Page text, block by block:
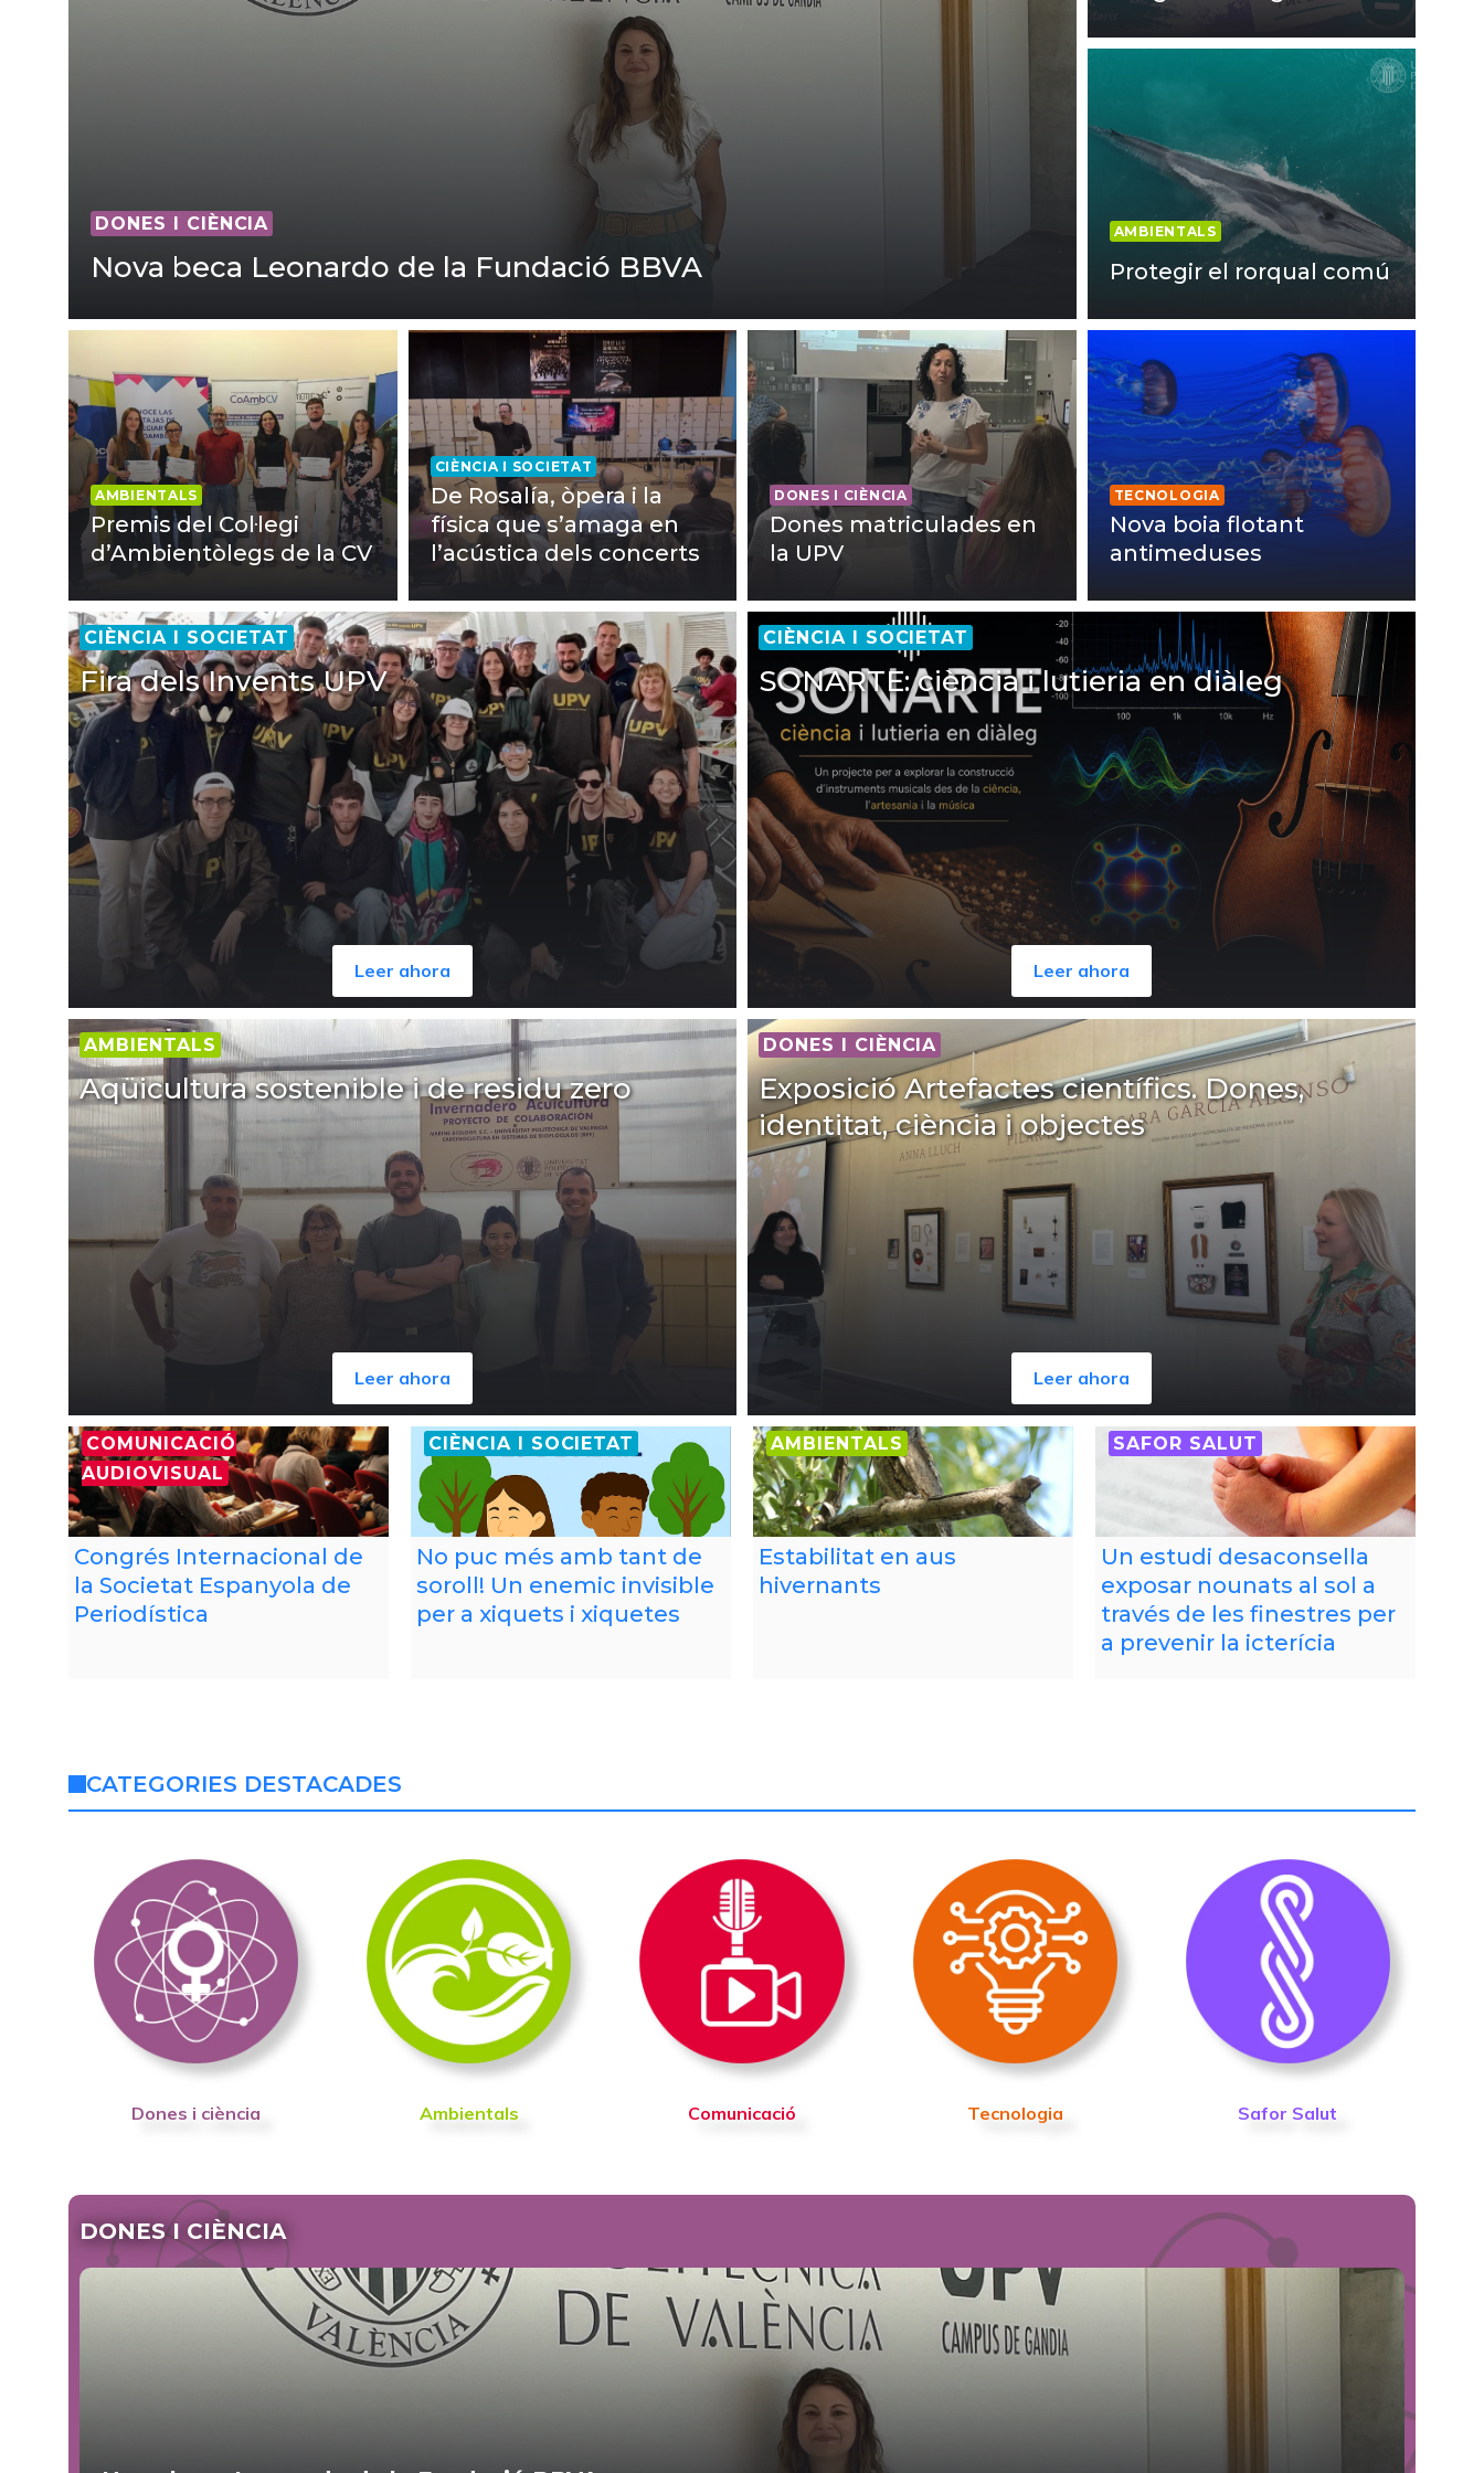
DONES I CIÈNCIA
Nova beca Leonardo de la Fundació BBVA
AMBIENTALS
Protegir el rorqual comú
AMBIENTALS
Premis del Col·legi
d’Ambientòlegs de la CV
CIÈNCIA I SOCIETAT
De Rosalía, òpera i la
física que s’amaga en
l’acústica dels concerts
DONES I CIÈNCIA
Dones matriculades en
la UPV
TECNOLOGIA
Nova boia flotant
antimeduses
CIÈNCIA I SOCIETAT
Fira dels Invents UPV
Leer ahora
CIÈNCIA I SOCIETAT
SONARTE: ciència i lutieria en diàleg
Leer ahora
AMBIENTALS
Aqüicultura sostenible i de residu zero
Leer ahora
DONES I CIÈNCIA
Exposició Artefactes científics. Dones,
identitat, ciència i objectes
Leer ahora
COMUNICACIÓ
AUDIOVISUAL
Congrés Internacional de
la Societat Espanyola de
Periodística
CIÈNCIA I SOCIETAT
No puc més amb tant de
soroll! Un enemic invisible
per a xiquets i xiquetes
AMBIENTALS
Estabilitat en aus
hivernants
SAFOR SALUT
Un estudi desaconsella
exposar nounats al sol a
través de les finestres per
a prevenir la icterícia
CATEGORIES DESTACADES
Dones i ciència Ambientals Comunicació Tecnologia Safor Salut
DONES I CIÈNCIA